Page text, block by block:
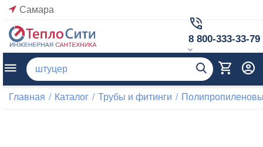
Самара
8 800-333-33-79
Главная / Каталог / Трубы и фитинги /